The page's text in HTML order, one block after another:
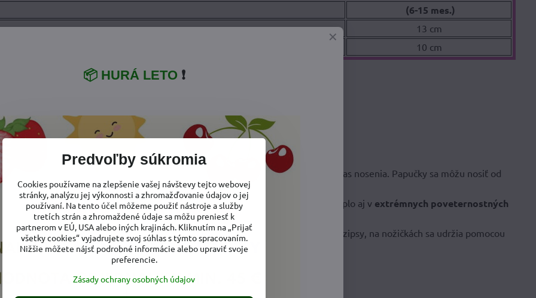
(6-15 mes.)
13 cm
10 cm
pre nosené detiv chladných mesiacoch roka.
z vode a vetru odolného softshelu.
poskytujú možnosť dotiahnutia capačiek.
a to nielen v kočíku ale aj počas nosenia. Papučky sa môžu nosiť od
kedykoľvek, keď je vonkuchladnépočasie.
je vyrobená z obľúbeného softshelu, ktorý umožní nožičkám
si teplo aj v extrémnych poveternostných
. Vnútorná vrstva je vyrobená z teplého mikropolarflísu.
vo vnútri papučiekvšitývyšší bavlnenýnáplet. Na papučkách nie sú suché zipsy, na nožičkách sa udržia pomocou
, ktoré sú všité v papučkách v oblasti členkov.
určené na chodenie po vonkajšom prostredí.
Predvoľby súkromia
Cookies používame na zlepšenie vašej návštevy tejto webovej
stránky, analýzu jej výkonnosti a zhromažďovanie údajov o jej
používaní. Na tento účel môžeme použiť nástroje a služby
tretích strán a zhromaždené údaje sa môžu preniesť k
partnerom v EÚ, USA alebo iných krajinách. Kliknutím na „Prijať
všetky cookies“ vyjadrujete svoj súhlas s týmto spracovaním.
Nižšie môžete nájsť podrobné informácie alebo upraviť svoje
preferencie.
Zásady ochrany osobných údajov
📦 HURÁ LETO ❗